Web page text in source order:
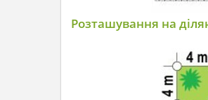
Розташування на